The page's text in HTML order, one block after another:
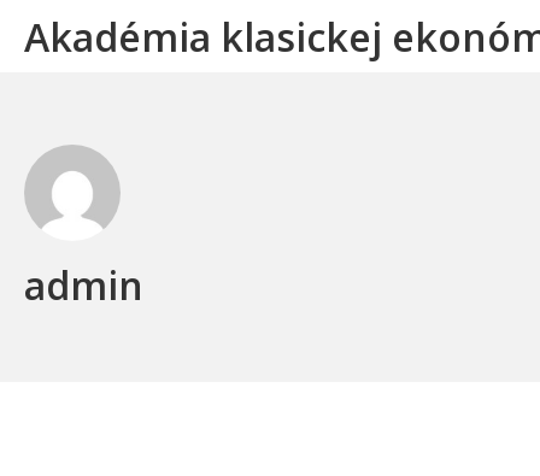
Akadémia klasickej
admin